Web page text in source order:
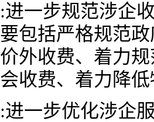
进一步规范涉企
包括严格规范
外收费、着力
收费、着力降
进一步优化涉企